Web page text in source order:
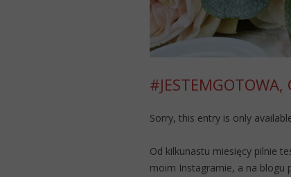
#JESTEMGOTOWA,
Sorry, this entry is only
Od kilkunastu miesięcy pilnie
moim Instagramie, a na blogu